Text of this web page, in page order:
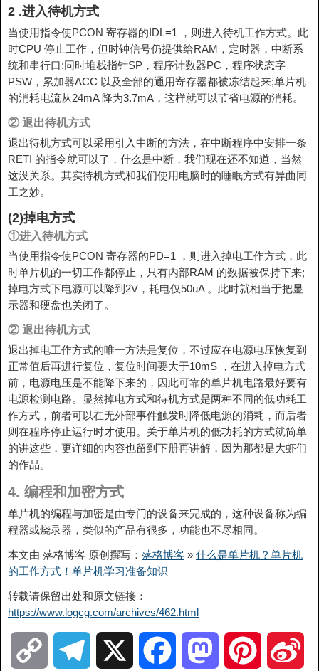
2 .进入待机方式
当使用指令使PCON 寄存器的IDL=1 ，则进入待机工作方式。此
时CPU 停止工作，但时钟信号仍提供给RAM，定时器，中断系
统和串行口;同时堆栈指针SP，程序计数器PC，程序状态字
PSW，累加器ACC 以及全部的通用寄存器都被冻结起来;单片机
的消耗电流从24mA 降为3.7mA，这样就可以节省电源的消耗。
② 退出待机方式
退出待机方式可以采用引入中断的方法，在中断程序中安排一条
RETI 的指令就可以了，什么是中断，我们现在还不知道，当然
这没关系。其实待机方式和我们使用电脑时的睡眠方式有异曲同
工之妙。
(2)掉电方式
①进入待机方式
当使用指令使PCON 寄存器的PD=1 ，则进入掉电工作方式，此
时单片机的一切工作都停止，只有内部RAM 的数据被保持下来;
掉电方式下电源可以降到2V，耗电仅50uA 。此时就相当于把显
示器和硬盘也关闭了。
② 退出待机方式
退出掉电工作方式的唯一方法是复位，不过应在电源电压恢复到
正常值后再进行复位，复位时间要大于10mS ，在进入掉电方式
前，电源电压是不能降下来的，因此可靠的单片机电路最好要有
电源检测电路。显然掉电方式和待机方式是两种不同的低功耗工
作方式，前者可以在无外部事件触发时降低电源的消耗，而后者
则在程序停止运行时才使用。关于单片机的低功耗的方式就简单
的讲这些，更详细的内容也留到下册再讲解，因为那都是大虾们
的作品。
4. 编程和加密方式
单片机的编程与加密是由专门的设备来完成的，这种设备称为编
程器或烧录器，类似的产品有很多，功能也不尽相同。
本文由 落格博客 原创撰写： 落格博客 » 什么是单片机？单片机
的工作方式！单片机学习准备知识
转载请保留出处和原文链接：
https://www.logcg.com/archives/462.html